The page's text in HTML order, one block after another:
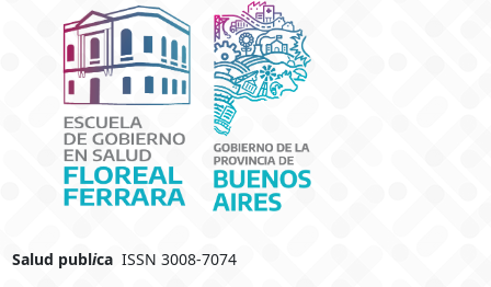
Salud publicaISSN 3008-7074